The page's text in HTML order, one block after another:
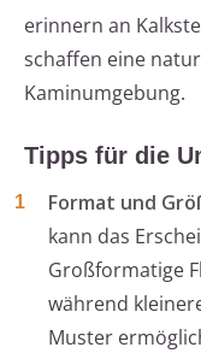
erinnern an
schaffen eine
Kaminumgebung.
Tipps für die
Format und
kann das
Großformatige
während
Muster